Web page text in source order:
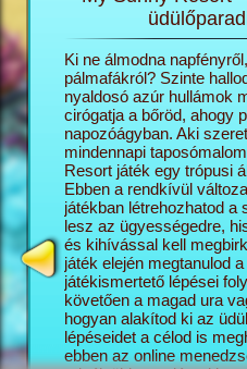
Ki ne álmodna
pálmafákról? Szinte
nyaldosó azúr hullámok
cirógatja a bőröd, ahogy
napozóágyban. Aki
mindennapi
Resort játék egy trópusi
Ebben a rendkívül
játékban létrehozhatod a
lesz az ügyességedre,
és kihívással kell
játék elején megtanulod
játékismertető lépései
követően a magad ura
hogyan alakítod ki az
lépéseidet a célod is
ebben az online